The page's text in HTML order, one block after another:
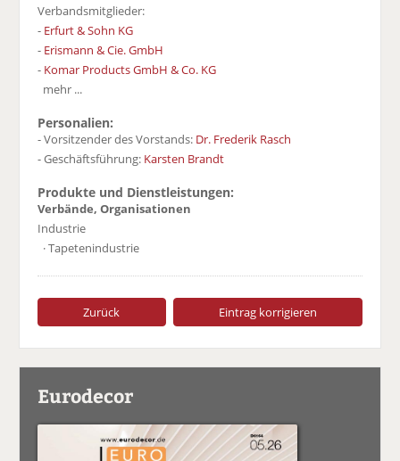
Verbandsmitglieder:
- Erfurt & Sohn KG
- Erismann & Cie. GmbH
- Komar Products GmbH & Co. KG
mehr ...
Personalien:
- Vorsitzender des Vorstands: Dr. Frederik Rasch
- Geschäftsführung: Karsten Brandt
Produkte und Dienstleistungen:
Verbände, Organisationen
Industrie
· Tapetenindustrie
Zurück Eintrag korrigieren
Eurodecor